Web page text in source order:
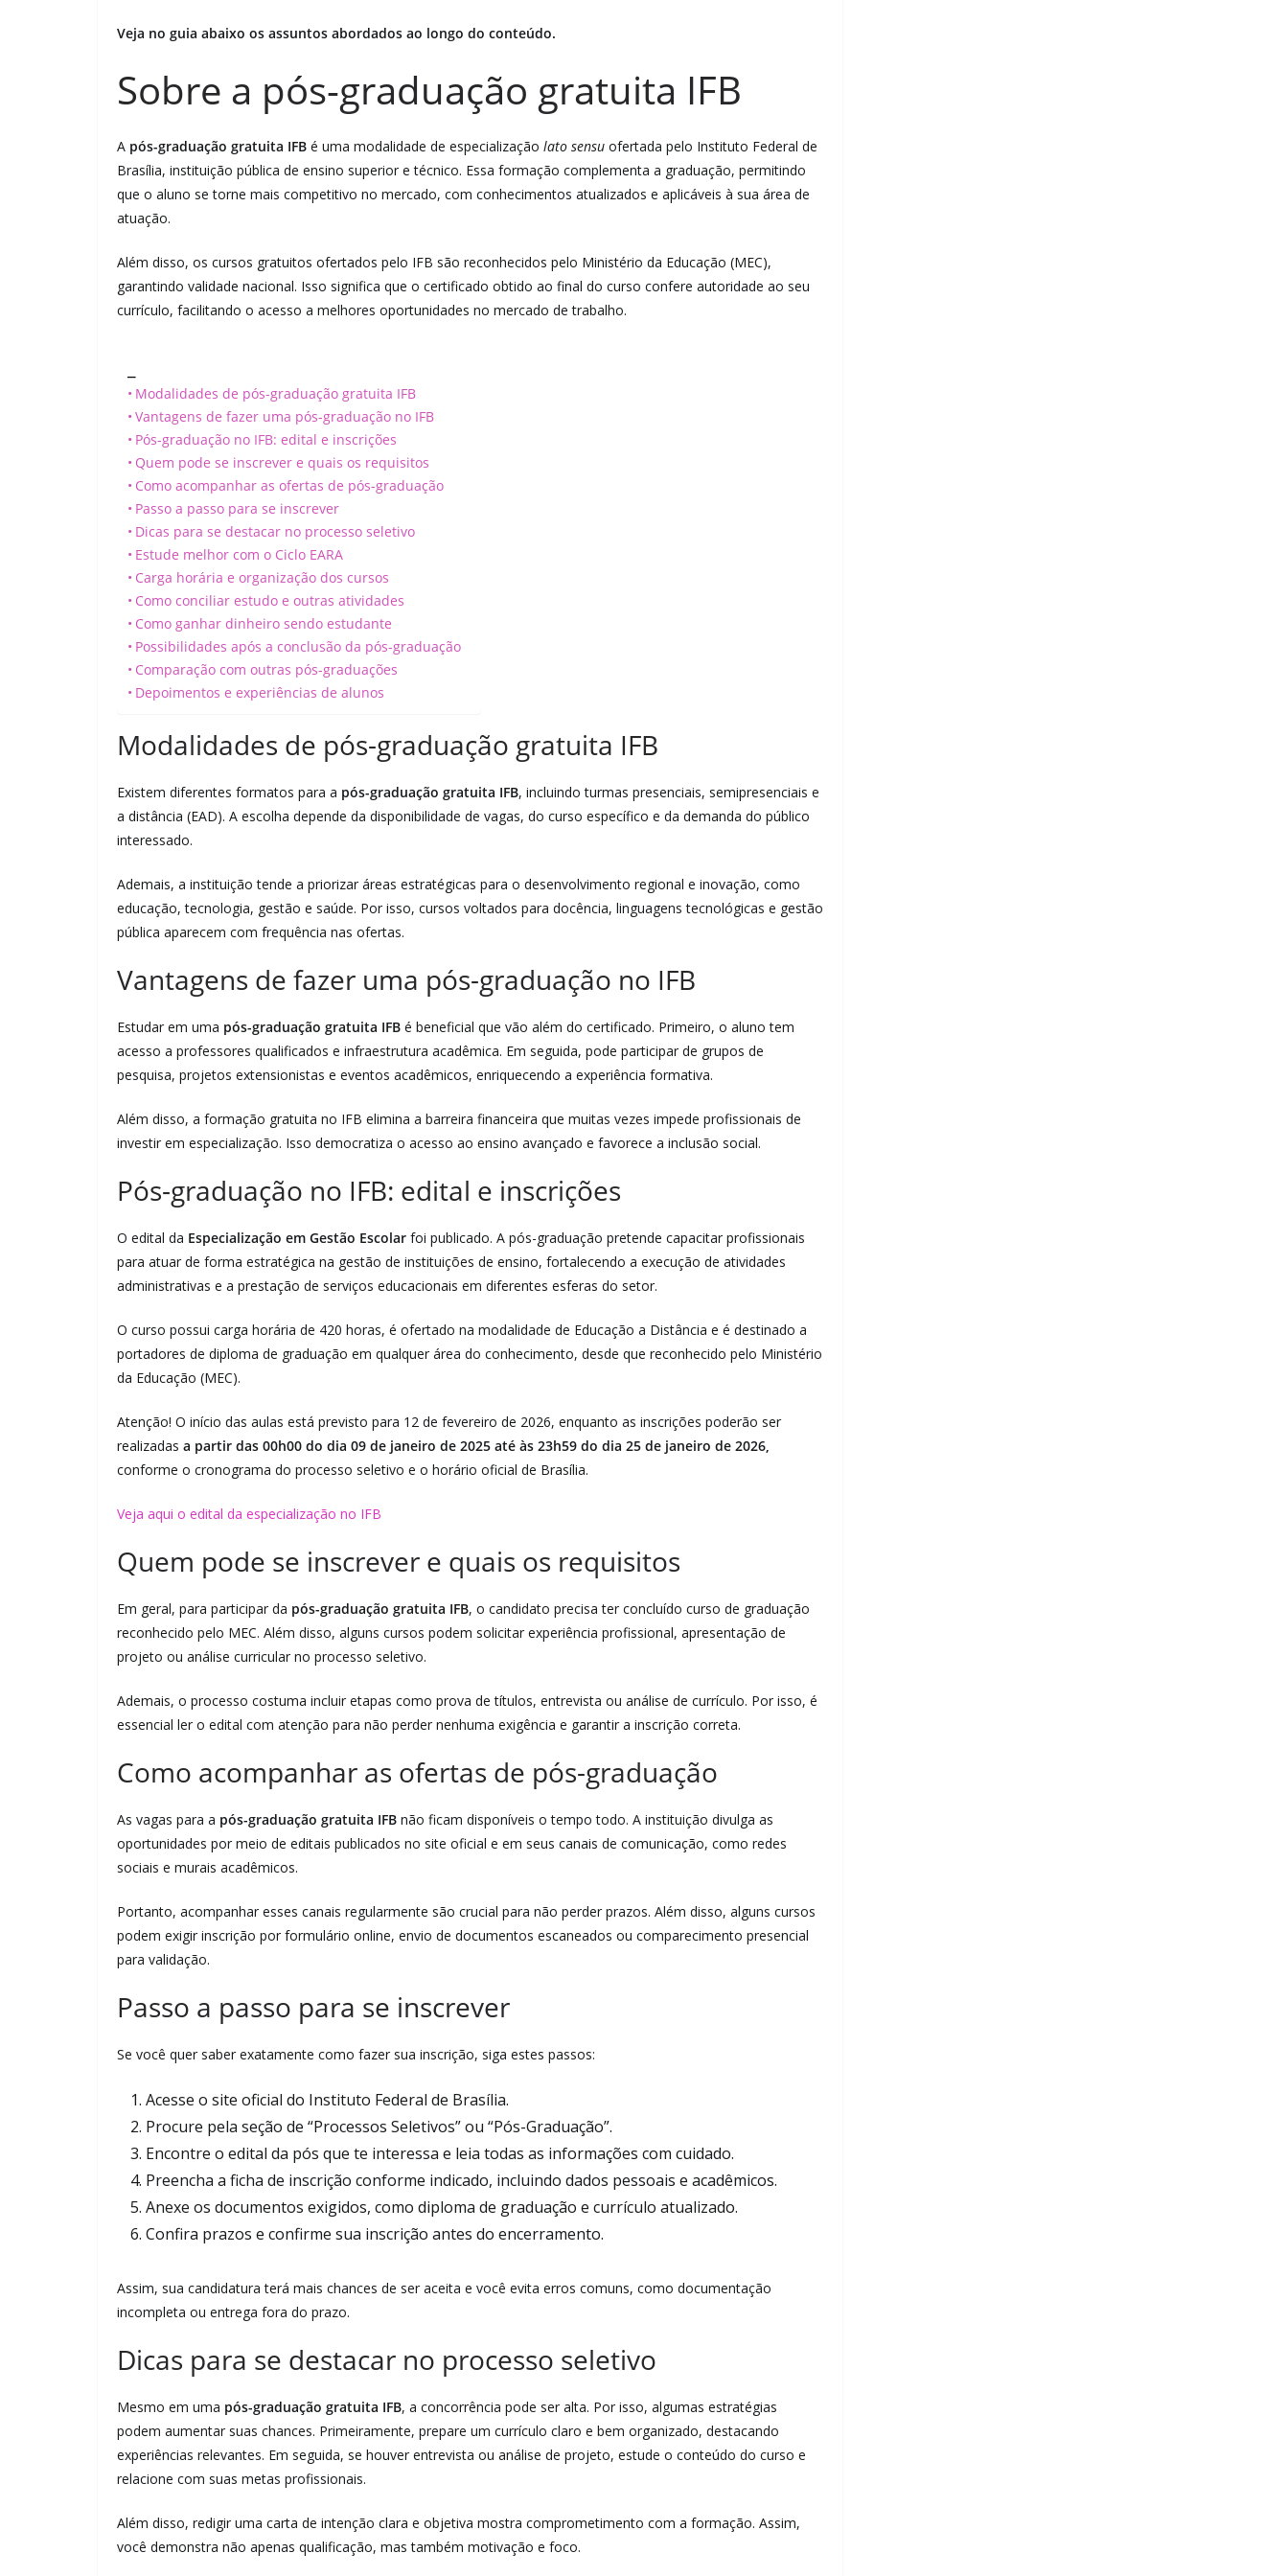
Veja no guia abaixo os assuntos abordados ao longo do conteúdo.
Sobre a pós-graduação gratuita IFB
A pós-graduação gratuita IFB é uma modalidade de especialização lato sensu ofertada pelo Instituto Federal de
Brasília, instituição pública de ensino superior e técnico. Essa formação complementa a graduação, permitindo
que o aluno se torne mais competitivo no mercado, com conhecimentos atualizados e aplicáveis à sua área de
atuação.
Além disso, os cursos gratuitos ofertados pelo IFB são reconhecidos pelo Ministério da Educação (MEC),
garantindo validade nacional. Isso significa que o certificado obtido ao final do curso confere autoridade ao seu
currículo, facilitando o acesso a melhores oportunidades no mercado de trabalho.
Modalidades de pós-graduação gratuita IFB
Vantagens de fazer uma pós-graduação no IFB
Pós-graduação no IFB: edital e inscrições
Quem pode se inscrever e quais os requisitos
Como acompanhar as ofertas de pós-graduação
Passo a passo para se inscrever
Dicas para se destacar no processo seletivo
Estude melhor com o Ciclo EARA
Carga horária e organização dos cursos
Como conciliar estudo e outras atividades
Como ganhar dinheiro sendo estudante
Possibilidades após a conclusão da pós-graduação
Comparação com outras pós-graduações
Depoimentos e experiências de alunos
Modalidades de pós-graduação gratuita IFB
Existem diferentes formatos para a pós-graduação gratuita IFB, incluindo turmas presenciais, semipresenciais e
a distância (EAD). A escolha depende da disponibilidade de vagas, do curso específico e da demanda do público
interessado.
Ademais, a instituição tende a priorizar áreas estratégicas para o desenvolvimento regional e inovação, como
educação, tecnologia, gestão e saúde. Por isso, cursos voltados para docência, linguagens tecnológicas e gestão
pública aparecem com frequência nas ofertas.
Vantagens de fazer uma pós-graduação no IFB
Estudar em uma pós-graduação gratuita IFB é beneficial que vão além do certificado. Primeiro, o aluno tem
acesso a professores qualificados e infraestrutura acadêmica. Em seguida, pode participar de grupos de
pesquisa, projetos extensionistas e eventos acadêmicos, enriquecendo a experiência formativa.
Além disso, a formação gratuita no IFB elimina a barreira financeira que muitas vezes impede profissionais de
investir em especialização. Isso democratiza o acesso ao ensino avançado e favorece a inclusão social.
Pós-graduação no IFB: edital e inscrições
O edital da Especialização em Gestão Escolar foi publicado. A pós-graduação pretende capacitar profissionais
para atuar de forma estratégica na gestão de instituições de ensino, fortalecendo a execução de atividades
administrativas e a prestação de serviços educacionais em diferentes esferas do setor.
O curso possui carga horária de 420 horas, é ofertado na modalidade de Educação a Distância e é destinado a
portadores de diploma de graduação em qualquer área do conhecimento, desde que reconhecido pelo Ministério
da Educação (MEC).
Atenção! O início das aulas está previsto para 12 de fevereiro de 2026, enquanto as inscrições poderão ser
realizadas a partir das 00h00 do dia 09 de janeiro de 2025 até às 23h59 do dia 25 de janeiro de 2026,
conforme o cronograma do processo seletivo e o horário oficial de Brasília.
Veja aqui o edital da especialização no IFB
Quem pode se inscrever e quais os requisitos
Em geral, para participar da pós-graduação gratuita IFB, o candidato precisa ter concluído curso de graduação
reconhecido pelo MEC. Além disso, alguns cursos podem solicitar experiência profissional, apresentação de
projeto ou análise curricular no processo seletivo.
Ademais, o processo costuma incluir etapas como prova de títulos, entrevista ou análise de currículo. Por isso, é
essencial ler o edital com atenção para não perder nenhuma exigência e garantir a inscrição correta.
Como acompanhar as ofertas de pós-graduação
As vagas para a pós-graduação gratuita IFB não ficam disponíveis o tempo todo. A instituição divulga as
oportunidades por meio de editais publicados no site oficial e em seus canais de comunicação, como redes
sociais e murais acadêmicos.
Portanto, acompanhar esses canais regularmente são crucial para não perder prazos. Além disso, alguns cursos
podem exigir inscrição por formulário online, envio de documentos escaneados ou comparecimento presencial
para validação.
Passo a passo para se inscrever
Se você quer saber exatamente como fazer sua inscrição, siga estes passos:
Acesse o site oficial do Instituto Federal de Brasília.
Procure pela seção de “Processos Seletivos” ou “Pós-Graduação”.
Encontre o edital da pós que te interessa e leia todas as informações com cuidado.
Preencha a ficha de inscrição conforme indicado, incluindo dados pessoais e acadêmicos.
Anexe os documentos exigidos, como diploma de graduação e currículo atualizado.
Confira prazos e confirme sua inscrição antes do encerramento.
Assim, sua candidatura terá mais chances de ser aceita e você evita erros comuns, como documentação
incompleta ou entrega fora do prazo.
Dicas para se destacar no processo seletivo
Mesmo em uma pós-graduação gratuita IFB, a concorrência pode ser alta. Por isso, algumas estratégias
podem aumentar suas chances. Primeiramente, prepare um currículo claro e bem organizado, destacando
experiências relevantes. Em seguida, se houver entrevista ou análise de projeto, estude o conteúdo do curso e
relacione com suas metas profissionais.
Além disso, redigir uma carta de intenção clara e objetiva mostra comprometimento com a formação. Assim,
você demonstra não apenas qualificação, mas também motivação e foco.